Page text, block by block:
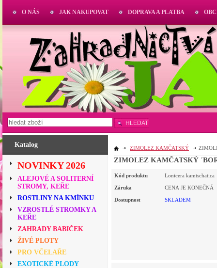
Katalog
NOVINKY 2026
ALEJOVÉ A SOLITERNÍ
STROMY, KEŘE
ROSTLINY NA KMÍNKU
VZROSTLÉ STROMKY A
KEŘE
ZAHRADY BABIČEK
ŽIVÉ PLOTY
PRO VČELAŘE
EXOTICKÉ PLODY
ZIMOLEZ KAMČATSKÝ
ZIMOLEZ KAMČATSKÝ
Kód produktu Lonicera kamtschatica
Záruka CENA JE KONEČNÁ
Dostupnost SKLADEM
O NÁS JAK NAKUPOVAT DOPRAVA A PLATBA
HLEDAT